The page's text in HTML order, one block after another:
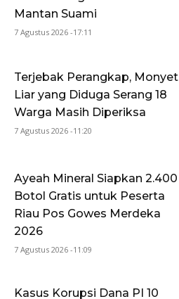
Mantan Suami
7 Agustus 2026 -17:11
Terjebak Perangkap, Monyet
Liar yang Diduga Serang 18
Warga Masih Diperiksa
7 Agustus 2026 -11:20
Ayeah Mineral Siapkan 2.400
Botol Gratis untuk Peserta
Riau Pos Gowes Merdeka
2026
7 Agustus 2026 -11:09
Kasus Korupsi Dana PI 10